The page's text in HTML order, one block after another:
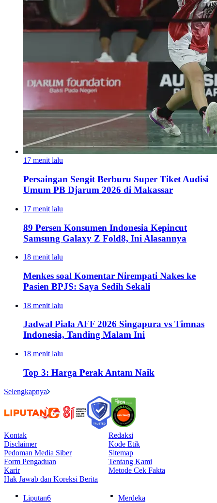
17 menit lalu
Persaingan Sengit Berburu Super Tiket Audisi
Umum PB Djarum 2026 di Makassar
17 menit lalu
89 Persen Konsumen Indonesia Kepincut
Samsung Galaxy Z Fold8, Ini Alasannya
18 menit lalu
Menkes soal Komentar Nirempati Nakes ke
Pasien BPJS: Saya Sedih Sekali
18 menit lalu
Jadwal Piala AFF 2026 Singapura vs Timnas
Indonesia, Tanding Malam Ini
18 menit lalu
Top 3: Harga Perak Antam Naik
Selengkapnya
Kontak
Redaksi
Disclaimer
Kode Etik
Pedoman Media Siber
Sitemap
Form Pengaduan
Tentang Kami
Karir
Metode Cek Fakta
Hak Jawab dan Koreksi Berita
Liputan6 Merdeka